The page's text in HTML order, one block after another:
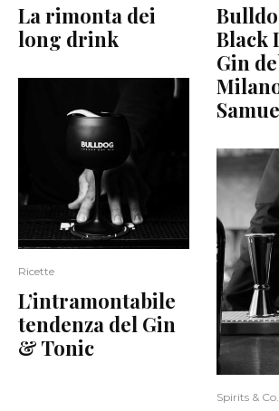
La rimonta dei
long drink
Ricette
L’intramontabile
tendenza del Gin
& Tonic
Black
Gin
Spirits & Co.